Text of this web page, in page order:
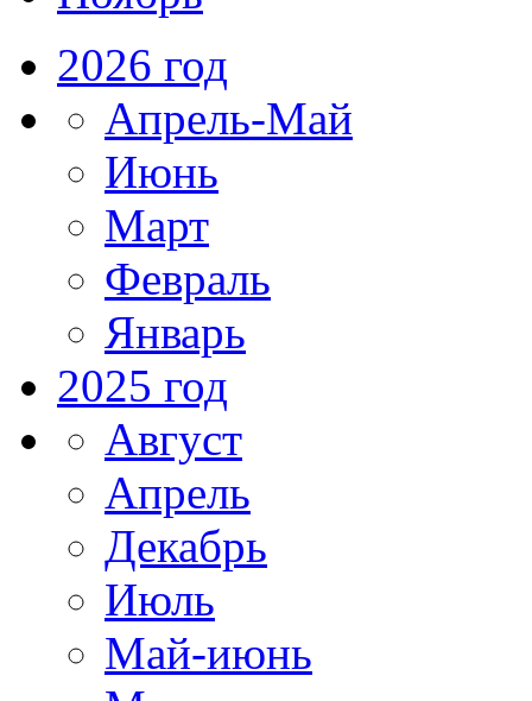
2026 год
Апрель-Май
Июнь
Март
Февраль
Январь
2025 год
Август
Апрель
Декабрь
Июль
Май-июнь